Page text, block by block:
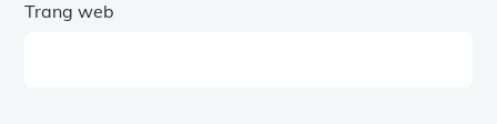
Trang web